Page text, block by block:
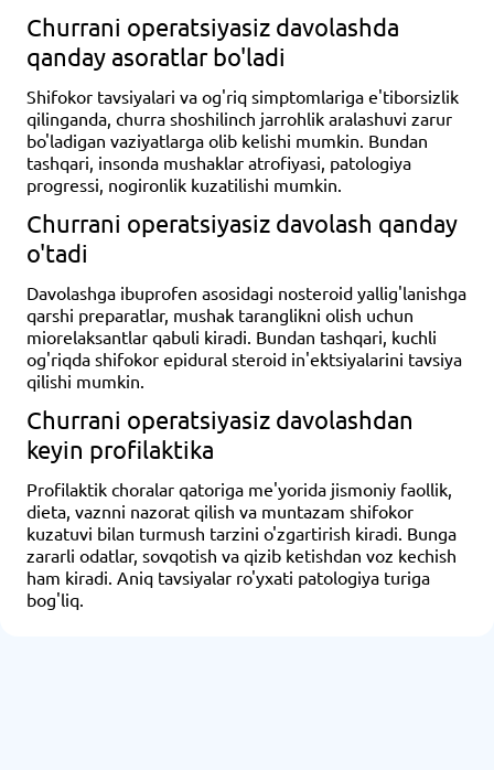
Churrani operatsiyasiz davolashda
qanday asoratlar bo'ladi
Shifokor tavsiyalari va og'riq simptomlariga e'tiborsizlik
qilinganda, churra shoshilinch jarrohlik aralashuvi zarur
bo'ladigan vaziyatlarga olib kelishi mumkin. Bundan
tashqari, insonda mushaklar atrofiyasi, patologiya
progressi, nogironlik kuzatilishi mumkin.
Churrani operatsiyasiz davolash qanday
o'tadi
Davolashga ibuprofen asosidagi nosteroid yallig'lanishga
qarshi preparatlar, mushak taranglikni olish uchun
miorelaksantlar qabuli kiradi. Bundan tashqari, kuchli
og'riqda shifokor epidural steroid in'ektsiyalarini tavsiya
qilishi mumkin.
Churrani operatsiyasiz davolashdan
keyin profilaktika
Profilaktik choralar qatoriga me'yorida jismoniy faollik,
dieta, vaznni nazorat qilish va muntazam shifokor
kuzatuvi bilan turmush tarzini o'zgartirish kiradi. Bunga
zararli odatlar, sovqotish va qizib ketishdan voz kechish
ham kiradi. Aniq tavsiyalar ro'yxati patologiya turiga
bog'liq.